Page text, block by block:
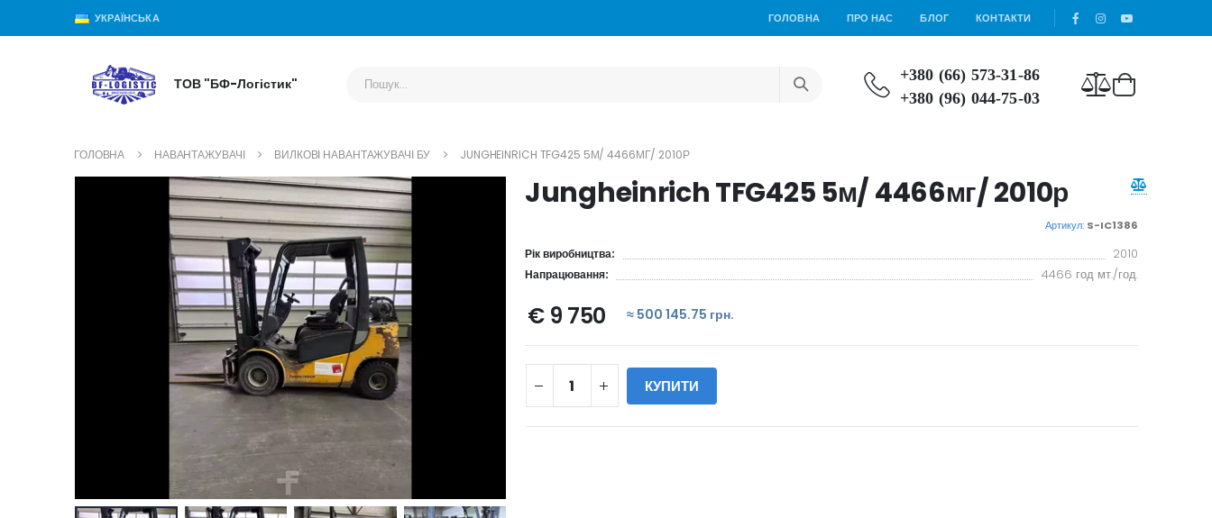
УКРАЇНСЬКА ГОЛОВНА ПРО НАС БЛОГ КОНТАКТИ
ТОВ "БФ-Логістик"
+380 (66) 573-31-86
+380 (96) 044-75-03
ГОЛОВНА НАВАНТАЖУВАЧІ ВИЛКОВІ НАВАНТАЖУВАЧІ БУ JUNGHEINRICH TFG425 5М/ 4466МГ/ 2010Р
Jungheinrich TFG425 5м/ 4466мг/ 2010р
Артикул: S-IC1386
Рік виробництва: 2010
Напрацювання: 4466 год мт./год.
€ 9 750 ≈ 500 145.75 грн.
КУПИТИ